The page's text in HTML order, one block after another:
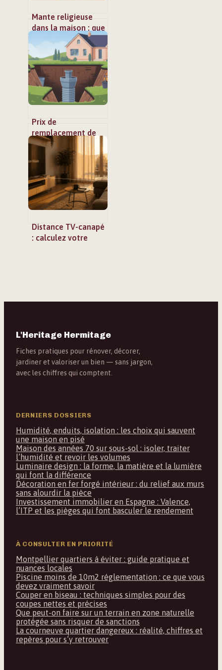
Mante religieuse
dans la maison : que
faire et faut-il s’en
inquiéter ?
Prix de
remplacement de
fosse septique :
budgets, aides et
choix malins
Distance TV-canapé
: calculez votre
L'Heritage Hermitage
Fiches pratiques pour rénover, décorer,
jardiner et valoriser un bien — sans jargon,
avec les chiffres qui comptent.
DERNIERS DOSSIERS
Humidité, enduits, isolation : les choix qui sauvent
une maison en pisé
Maison des années 70 sur sous-sol : isoler, traiter
l’humidité et revoir les volumes
Luminaire design : la forme, la matière et la lumière
qui font la différence
Décoration en fer forgé intérieur : du relief aux murs
sans alourdir la pièce
Investissement immobilier en Espagne : Valence,
l’ITP et les pièges qui font basculer le rendement
À CONSULTER EN PRIORITÉ
Montpellier quartiers à éviter : guide pratique et
nuances locales
Piscine moins de 10m2 réglementation : ce que vous
devez vraiment savoir
Couper en biseau : techniques simples pour des
coupes nettes et précises
Que peut-on faire sur un terrain en zone naturelle
protégée sans risquer de sanctions
La courneuve quartier dangereux : réalité, chiffres et
repères pour s’y retrouver